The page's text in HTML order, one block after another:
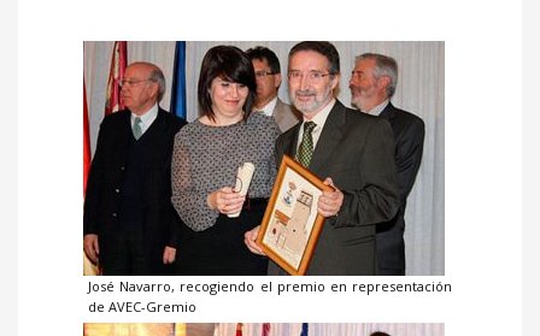
José Navarro, recogiendo el premio en representación
de AVEC-Gremio